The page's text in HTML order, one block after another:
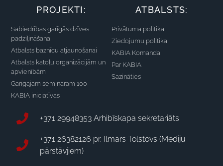
PROJEKTI:
Sabiedrības garīgās dzīves
padziļināšana
Atbalsts baznīcu atjaunošanai
Atbalsts katoļu organizācijām un
apvienībām
Garīgajam semināram 100
KABIA iniciatīvas
ATBALSTS:
Privātuma politika
Ziedojumu politika
KABIA Komanda
Par KABIA
Sazināties
+371 29948353 Arhibīskapa sekretariāts
+371 26382126 pr. Ilmārs Tolstovs (Mediju
pārstāvjiem)